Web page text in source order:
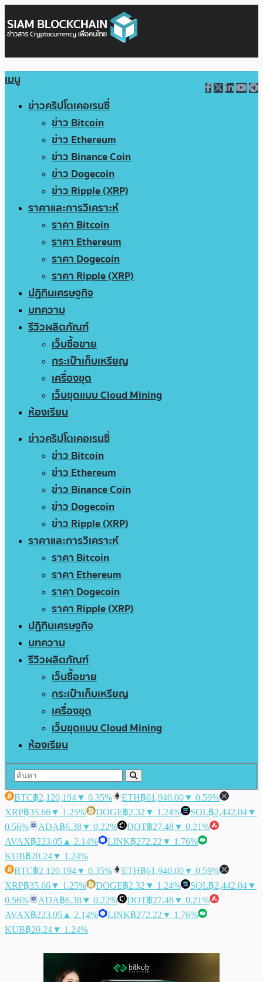
เมนู
ข่าวคริปโตเคอเรนซี่
ข่าว Bitcoin
ข่าว Ethereum
ข่าว Binance Coin
ข่าว Dogecoin
ข่าว Ripple (XRP)
ราคาและการวิเคราะห์
ราคา Bitcoin
ราคา Ethereum
ราคา Dogecoin
ราคา Ripple (XRP)
ปฏิทินเศรษฐกิจ
บทความ
รีวิวผลิตภัณฑ์
เว็บซื้อขาย
กระเป๋าเก็บเหรียญ
เครื่องขุด
เว็บขุดแบบ Cloud Mining
ห้องเรียน
ข่าวคริปโตเคอเรนซี่
ข่าว Bitcoin
ข่าว Ethereum
ข่าว Binance Coin
ข่าว Dogecoin
ข่าว Ripple (XRP)
ราคาและการวิเคราะห์
ราคา Bitcoin
ราคา Ethereum
ราคา Dogecoin
ราคา Ripple (XRP)
ปฏิทินเศรษฐกิจ
บทความ
รีวิวผลิตภัณฑ์
เว็บซื้อขาย
กระเป๋าเก็บเหรียญ
เครื่องขุด
เว็บขุดแบบ Cloud Mining
ห้องเรียน
BTC฿2,120,194▼ 0.35% ETH฿61,940.00▼ 0.59%
XRP฿35.66▼ 1.25% DOGE฿2.32 ▼ 1.24% SOL฿2,442.04▼
0.56%
ADA฿6.38▼ 0.22% DOT฿27.48▼ 0.21%
AVAX฿223.05 ▲ 2.14% LINK฿272.22 ▼ 1.76%
KUB฿20.24▼ 1.24%
BTC฿2,120,194▼ 0.35% ETH฿61,940.00▼ 0.59%
XRP฿35.66▼ 1.25% DOGE฿2.32 ▼ 1.24% SOL฿2,442.04▼
0.56%
ADA฿6.38▼ 0.22% DOT฿27.48▼ 0.21%
AVAX฿223.05 ▲ 2.14% LINK฿272.22 ▼ 1.76%
KUB฿20.24▼ 1.24%